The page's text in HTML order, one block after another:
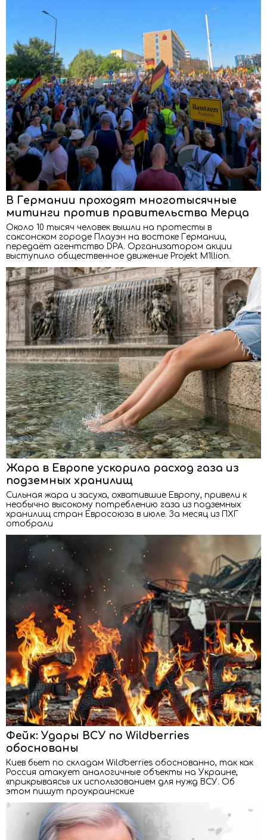
В Германии проходят многотысячные
митинги против правительства Мерца
Около 10 тысяч человек вышли на протесты в
саксонском городе Плауэн на востоке Германии,
передаёт агентство DPA. Организатором акции
выступило общественное движение Projekt M1llion.
Жара в Европе ускорила расход газа из
подземных хранилищ
Сильная жара и засуха, охватившие Европу, привели к
необычно высокому потреблению газа из подземных
хранилищ стран Евросоюза в июле. За месяц из ПХГ
отобрали
Фейк: Удары ВСУ по Wildberries
обоснованы
Киев бьет по складам Wildberries обоснованно, так как
Россия атакует аналогичные объекты на Украине,
«прикрываясь» их использованием для нужд ВСУ. Об
этом пишут проукраинские